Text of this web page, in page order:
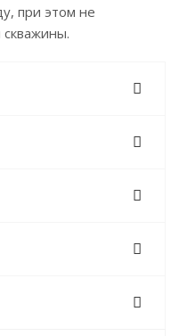
при этом не
скважины.